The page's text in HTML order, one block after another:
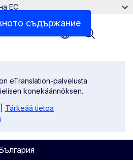
съдържание
ЕС
eTranslation-palvelusta
konekäännöksen.
Tärkeää tietoa